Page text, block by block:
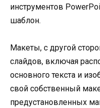
инструментов
шаблон.
Макеты, с другой
слайдов, включая
основного текста и
свой собственный
предустановленных